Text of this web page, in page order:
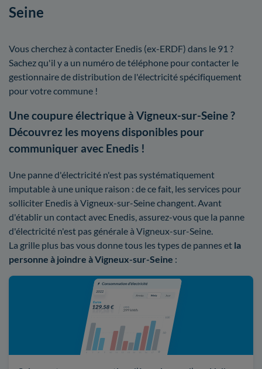
Seine
Vous cherchez à contacter Enedis (ex-ERDF) dans le 91 ?
Sachez qu'il y a un numéro de téléphone pour contacter le
gestionnaire de distribution de l'électricité spécifiquement
pour votre commune !
Une coupure électrique à Vigneux-sur-Seine ?
Découvrez les moyens disponibles pour
communiquer avec Enedis !
Une panne d'électricité n'est pas systématiquement
imputable à une unique raison : de ce fait, les services pour
solliciter Enedis à Vigneux-sur-Seine changent. Avant
d'établir un contact avec Enedis, assurez-vous que la panne
d'électricité n'est pas générale à Vigneux-sur-Seine.
La grille plus bas vous donne tous les types de pannes et la
personne à joindre à Vigneux-sur-Seine :